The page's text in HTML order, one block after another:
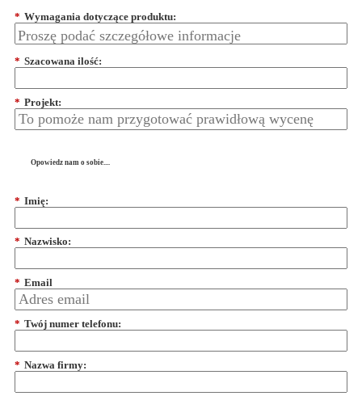
* Wymagania dotyczące produktu:
* Szacowana ilość:
* Projekt:
Opowiedz nam o sobie....
* Imię:
* Nazwisko:
* Email
* Twój numer telefonu:
* Nazwa firmy: